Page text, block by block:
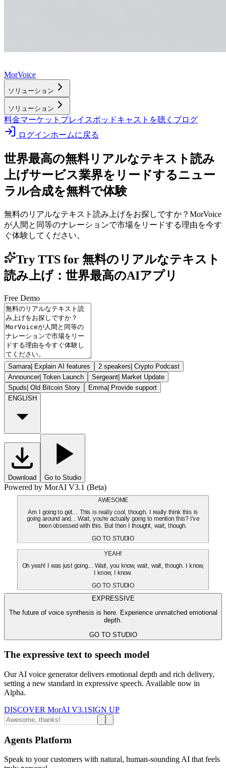
MorVoice
ソリューション
ソリューション
料金マーケットプレイスポッドキャストを聴く ブログ
ログインホームに戻る
世界最高の無料リアルなテキスト読み
上げサービス業界をリードするニュー
ラル合成を無料で体験
無料のリアルなテキスト読み上げをお探しですか？MorVoice
が人間と同等のナレーションで市場をリードする理由を今す
ぐ体験してください。
Try TTS for 無料のリアルなテキスト
読み上げ：世界最高のAIアプリ
Free Demo
Samara| Explain AI features 2 speakers| Crypto Podcast
Announcer| Token Launch Sergeant| Market Update
Spuds| Old Bitcoin Story Emma| Provide support
ENGLISH
Download Go to Studio
Powered by MorAI V3.1 (Beta)
AWESOME
Am I going to get... This is really cool, though. I really think this is
going around and... Wait, you're actually going to mention this? I've
been obsessed with this. But then I thought, wait, though.
GO TO STUDIO
YEAH!
Oh yeah! I was just going... Wait, you know, wait, wait, though. I know,
I know, I know.
GO TO STUDIO
EXPRESSIVE
The future of voice synthesis is here. Experience unmatched emotional
depth.
GO TO STUDIO
The expressive text to speech model
Our AI voice generator delivers emotional depth and rich delivery,
setting a new standard in expressive speech. Available now in
Alpha.
DISCOVER MorAI V3.1 SIGN UP
Agents Platform
Speak to your customers with natural, human-sounding AI that feels